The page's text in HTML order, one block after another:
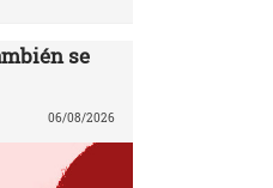
se
06/08/2026